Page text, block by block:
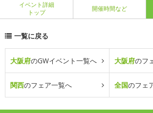
イベント詳細
トップ
開催時間など
一覧に戻る
大阪府のGWイベント一覧へ 大阪府のフ
関西のフェア一覧へ 全国のフェ